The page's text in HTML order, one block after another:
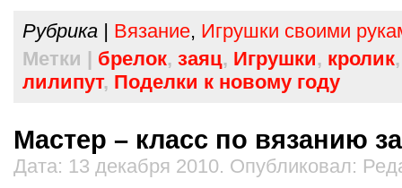
Рубрика | Вязание, Игрушки своими
Метки | брелок, заяц, Игрушки, кролик
лилипут, Поделки к новому году
Мастер – класс по вязанию
Дата: 13 декабря 2010. Опубликовал: